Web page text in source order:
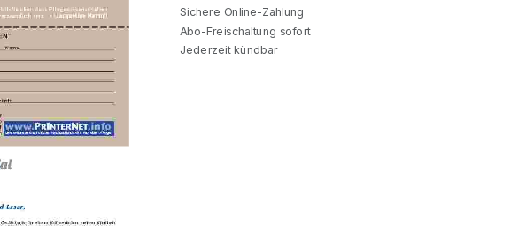
Sichere Online-Zahlung
Abo-Freischaltung sofort
Jederzeit kündbar